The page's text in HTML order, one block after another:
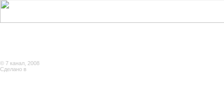
© 7 канал, 2008
Сделано в